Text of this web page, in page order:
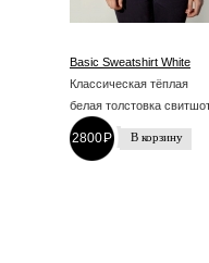
Basic Sweatshirt White
Классическая тёплая
белая толстовка
2800P
-